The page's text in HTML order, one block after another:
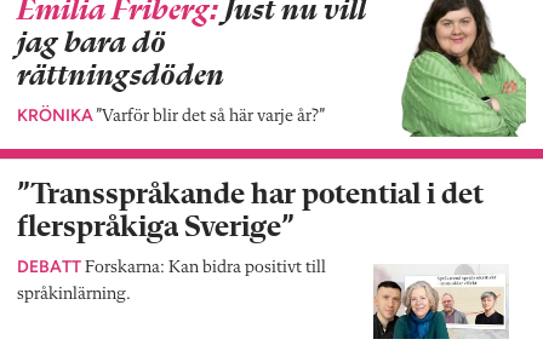
Emilia Friberg: Just nu vill
jag bara dö
rättningsdöden
KRÖNIKA ”Varför blir det så här varje år?”
”Transspråkande har potential i det
flerspråkiga Sverige”
DEBATT Forskarna: Kan bidra positivt till
språkinlärning.